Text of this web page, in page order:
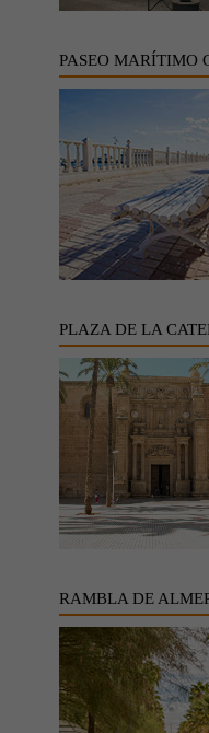
PASEO MARÍTIMO
PLAZA DE LA
RAMBLA DE